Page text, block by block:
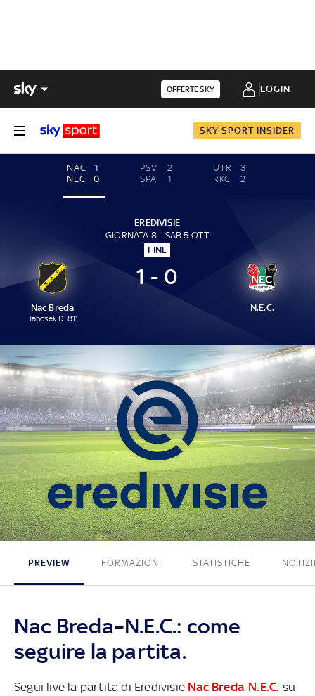
OFFERTE SKY LOGIN
SKY SPORT INSIDER
NAC
1
NEC
0
PSV
2
SPA
1
UTR
3
RKC
2
EREDIVISIE
GIORNATA 8 - SAB 5 OTT
FINE
Nac Breda
Janosek D. 81'
1 - 0
N.E.C.
1 - 0
PREVIEW FORMAZIONI STATISTICHE
Nac Breda–N.E.C.: come
seguire la partita.
Segui live la partita di Eredivisie Nac Breda-N.E.C. su